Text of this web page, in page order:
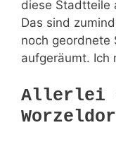
diese Stadtteile
Das sind
noch geordnete
aufgeräumt. Ich
Allerlei